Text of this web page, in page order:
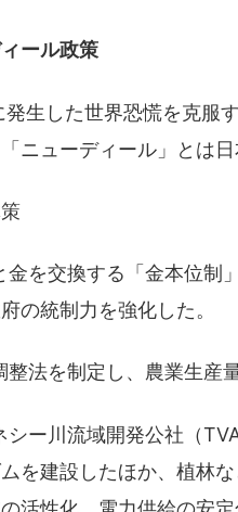
ール政策
発生した世界恐慌を克服
ニューディール」とは
を交換する「金本位制
の統制力を強化した。
法を制定し、農業生産
ー川流域開発公社（
を建設したほか、植林